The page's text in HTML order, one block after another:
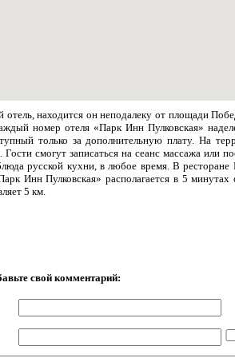
отель, находится он неподалеку от площади
номер отеля «Парк Инн Пулковская»
только за дополнительную плату. На
Гости смогут записаться на сеанс массажа или
русской кухни, в любое время. В
Инн Пулковская» располагается в 5
5 км.
свой комментарий: